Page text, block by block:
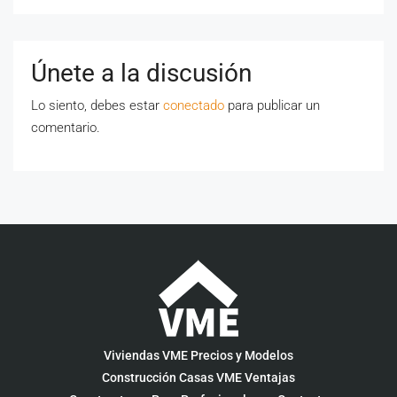
Únete a la discusión
Lo siento, debes estar conectado para publicar un
comentario.
Viviendas VME Precios y Modelos
Construcción Casas VME Ventajas